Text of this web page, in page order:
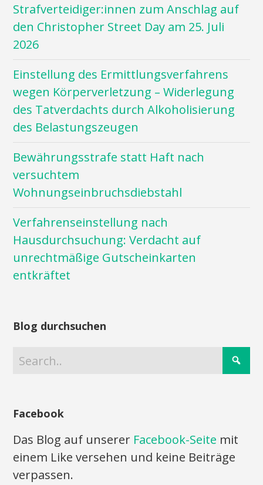
Strafverteidiger:innen zum Anschlag auf
den Christopher Street Day am 25. Juli
2026
Einstellung des Ermittlungsverfahrens
wegen Körperverletzung – Widerlegung
des Tatverdachts durch Alkoholisierung
des Belastungszeugen
Bewährungsstrafe statt Haft nach
versuchtem
Wohnungseinbruchsdiebstahl
Verfahrenseinstellung nach
Hausdurchsuchung: Verdacht auf
unrechtmäßige Gutscheinkarten
entkräftet
Blog durchsuchen
Facebook
Das Blog auf unserer Facebook-Seite mit
einem Like versehen und keine Beiträge
verpassen.